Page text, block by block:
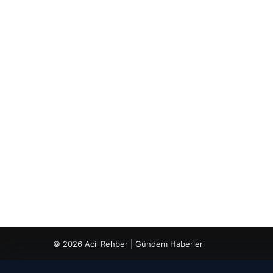
© 2026 Acil Rehber | Gündem Haberleri